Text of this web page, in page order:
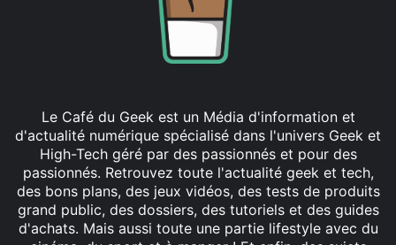
Le Café du Geek est un Média d'information et
d'actualité numérique spécialisé dans l'univers Geek et
High-Tech géré par des passionnés et pour des
passionnés. Retrouvez toute l'actualité geek et tech,
des bons plans, des jeux vidéos, des tests de produits
grand public, des dossiers, des tutoriels et des guides
d'achats. Mais aussi toute une partie lifestyle avec du